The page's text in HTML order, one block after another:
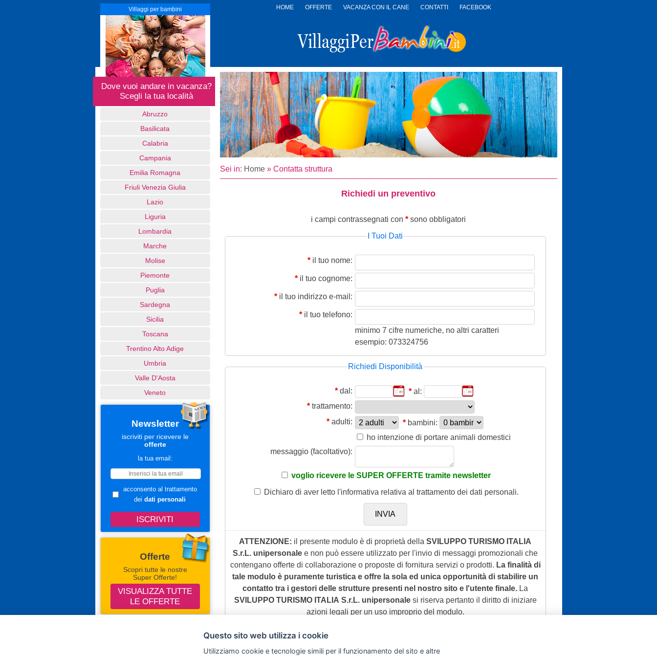
HOME OFFERTE VACANZA CON IL CANE CONTATTI
FACEBOOK
PER
BAMBINI
Villaggi per bambini
Dove vuoi andare in vacanza?
Scegli la tua località
Abruzzo
Basilicata
Calabria
Campania
Emilia Romagna
Friuli Venezia Giulia
Lazio
Liguria
Lombardia
Marche
Molise
Piemonte
Puglia
Sardegna
Sicilia
Toscana
Trentino Alto Adige
Umbria
Valle D'Aosta
Veneto
Newsletter
iscriviti per ricevere le
offerte
la tua email:
acconsento al trattamento
dei dati personali
Offerte
Scopri tutte le nostre
Super Offerte!
VISUALIZZA TUTTE
LE OFFERTE
Sei in: Home» Contatta struttura
Richiedi un preventivo
i campi contrassegnati con * sono obbligatori
I Tuoi Dati
* il tuo nome:
* il tuo cognome:
* il tuo indirizzo e-mail:
* il tuo telefono:
minimo 7 cifre numeriche, no altri caratteri
esempio: 073324756
Richiedi Disponibilità
* dal: * al:
* trattamento:
* adulti: * bambini:
ho intenzione di portare animali domestici
messaggio (facoltativo):
voglio ricevere le SUPER OFFERTE tramite newsletter
Dichiaro di aver letto l'informativa relativa al trattamento dei dati personali.
ATTENZIONE: il presente modulo è di proprietà dellaSVILUPPO TURISMO ITALIA
S.r.L. unipersonale e non può essere utilizzato per l'invio di messaggi promozionali che
contengano offerte di collaborazione o proposte di fornitura servizi o prodotti. La finalità di
tale modulo è puramente turistica e offre la sola ed unica opportunità di stabilire un
contatto tra i gestori delle strutture presenti nel nostro sito e l'utente finale. La
SVILUPPO TURISMO ITALIA S.r.L. unipersonalesi riserva pertanto il diritto di iniziare
azioni legali per un uso improprio del modulo.
Questo sito web utilizza i cookie
Utilizziamo cookie e tecnologie simili per il funzionamento del sito e altre